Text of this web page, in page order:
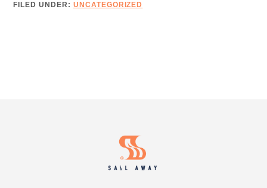
17
FILED UNDER: UNCATEGORIZED